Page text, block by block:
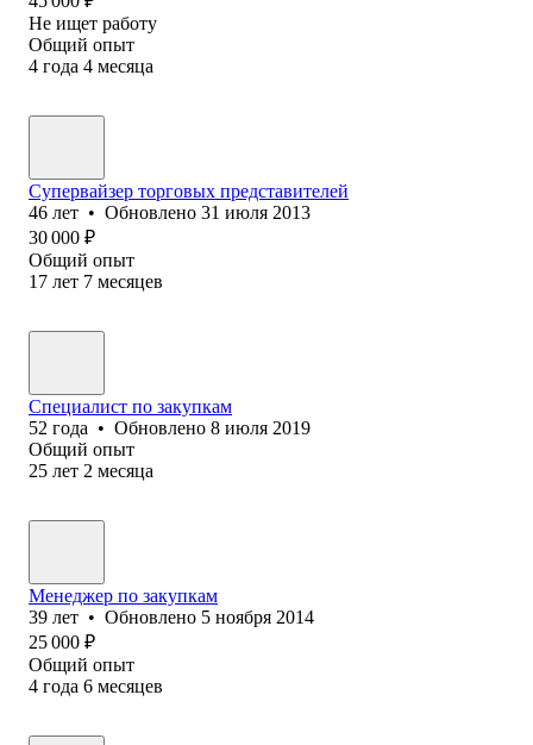
Не ищет работу
Общий опыт
4 года 4 месяца
Супервайзер торговых представителей
46 лет • Обновлено 31 июля 2013
30 000 ₽
Общий опыт
17 лет 7 месяцев
Специалист по закупкам
52 года • Обновлено 8 июля 2019
Общий опыт
25 лет 2 месяца
Менеджер по закупкам
39 лет • Обновлено 5 ноября 2014
25 000 ₽
Общий опыт
4 года 6 месяцев